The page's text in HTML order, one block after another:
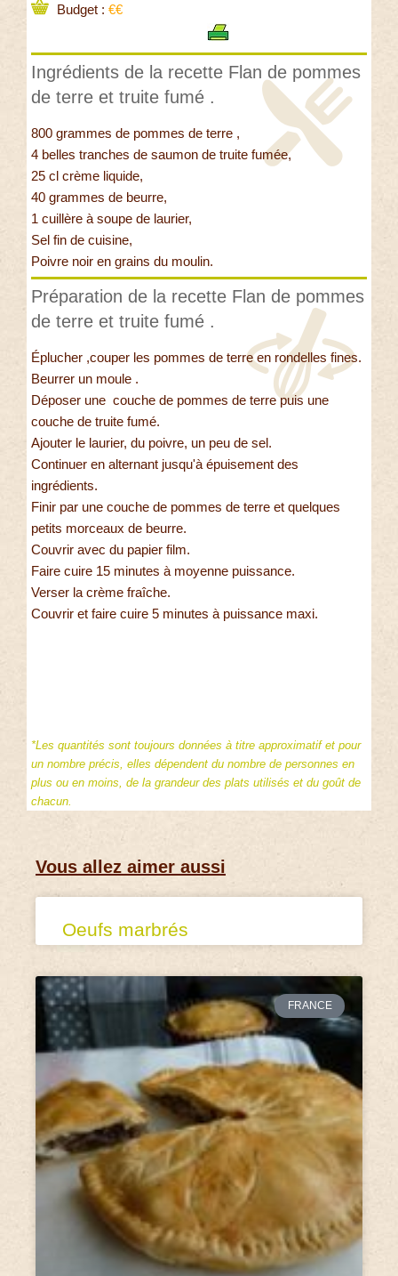
Budget : €€
Ingrédients de la recette Flan de pommes
de terre et truite fumé .
800 grammes de pommes de terre ,
4 belles tranches de saumon de truite fumée,
25 cl crème liquide,
40 grammes de beurre,
1 cuillère à soupe de laurier,
Sel fin de cuisine,
Poivre noir en grains du moulin.
Préparation de la recette Flan de pommes
de terre et truite fumé .
Éplucher ,couper les pommes de terre en rondelles fines.
Beurrer un moule .
Déposer une couche de pommes de terre puis une
couche de truite fumé.
Ajouter le laurier, du poivre, un peu de sel.
Continuer en alternant jusqu'à épuisement des
ingrédients.
Finir par une couche de pommes de terre et quelques
petits morceaux de beurre.
Couvrir avec du papier film.
Faire cuire 15 minutes à moyenne puissance.
Verser la crème fraîche.
Couvrir et faire cuire 5 minutes à puissance maxi.
*Les quantités sont toujours données à titre approximatif et pour
un nombre précis, elles dépendent du nombre de personnes en
plus ou en moins, de la grandeur des plats utilisés et du goût de
chacun.
Vous allez aimer aussi
Oeufs marbrés
FRANCE